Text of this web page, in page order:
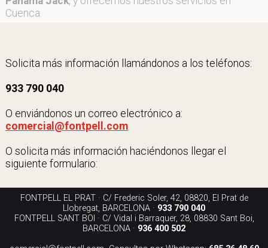
Cuenca.
Solicita más información llamándonos a los teléfonos:
933 790 040
O enviándonos un correo electrónico a:
comercial@fontpell.com
O solicita más información haciéndonos llegar el
siguiente formulario:
FONTPELL EL PRAT · C/ Frederic Soler, 42, 08820, El Prat de
Llobregat, BARCELONA · 933 790 040
FONTPELL SANT BOI · C/ Vidal i Barraquer, 28, 08830 Sant Boi,
BARCELONA · 936 400 502